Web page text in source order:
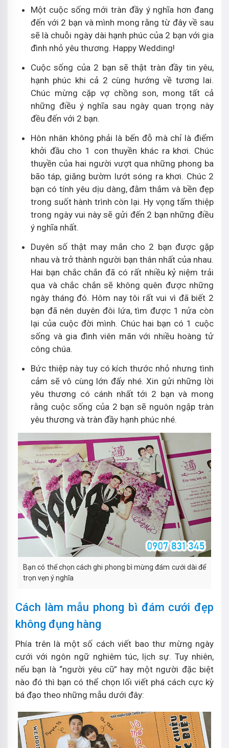
Một cuộc sống mới tràn đầy ý nghĩa hơn đang
đến với 2 bạn và mình mong rằng từ đây về sau
sẽ là chuỗi ngày dài hạnh phúc của 2 bạn với gia
đình nhỏ yêu thương. Happy Wedding!
Cuộc sống của 2 bạn sẽ thật tràn đầy tin yêu,
hạnh phúc khi cả 2 cùng hướng về tương lai.
Chúc mừng cặp vợ chồng son, mong tất cả
những điều ý nghĩa sau ngày quan trọng này
đều đến với 2 bạn.
Hôn nhân không phải là bến đỗ mà chỉ là điểm
khởi đầu cho 1 con thuyền khác ra khơi. Chúc
thuyền của hai người vượt qua những phong ba
bão táp, giăng bườm lướt sóng ra khơi. Chúc 2
bạn có tính yêu dịu dàng, đằm thắm và bền đẹp
trong suốt hành trình còn lại. Hy vọng tấm thiệp
trong ngày vui này sẽ gửi đến 2 bạn những điều
ý nghĩa nhất.
Duyên số thật may mắn cho 2 bạn được gặp
nhau và trở thành người bạn thân nhất của nhau.
Hai bạn chắc chắn đã có rất nhiều kỷ niệm trải
qua và chắc chắn sẽ không quên được những
ngày tháng đó. Hôm nay tôi rất vui vì đã biết 2
bạn đã nên duyên đôi lứa, tìm được 1 nửa còn
lại của cuộc đời mình. Chúc hai bạn có 1 cuộc
sống và gia đình viên mãn với nhiều hoàng tử
công chúa.
Bức thiệp này tuy có kích thước nhỏ nhưng tình
cảm sẽ vô cùng lớn đấy nhé. Xin gửi những lời
yêu thương có cánh nhất tới 2 bạn và mong
rằng cuộc sống của 2 bạn sẽ nguôn ngập tràn
yêu thương và tràn đầy hạnh phúc nhé.
Bạn có thể chọn cách ghi phong bì mừng đám cưới dài để
trọn vẹn ý nghĩa
Cách làm mẫu phong bì đám cưới đẹp
không đụng hàng
Phía trên là một số cách viết bao thư mừng ngày
cưới với ngôn ngữ nghiêm túc, lịch sự. Tuy nhiên,
nếu bạn là “người yêu cũ” hay một người đặc biệt
nào đó thì bạn có thể chọn lối viết phá cách cực kỳ
bá đạo theo những mẫu dưới đây: